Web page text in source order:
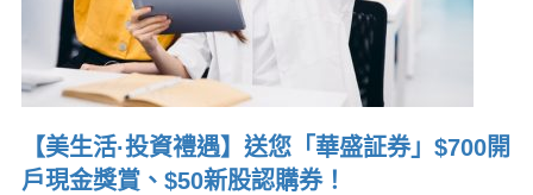
【美生活·投資禮遇】送您「華盛証券」$700開
戶現金獎賞、$50新股認購券！